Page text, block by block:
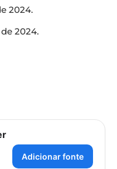
2024.
2024.
Adicionar fonte